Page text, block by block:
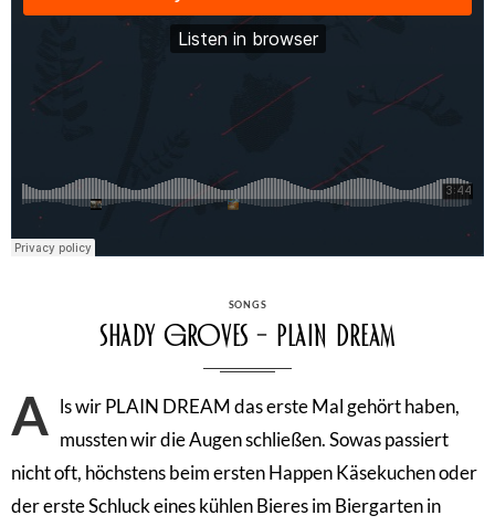
CATEGORIES
SONGS
Shady Groves – Plain Dream
A ls wir PLAIN DREAM das erste Mal gehört haben,
mussten wir die Augen schließen. Sowas passiert
nicht oft, höchstens beim ersten Happen Käsekuchen oder
der erste Schluck eines kühlen Bieres im Biergarten in